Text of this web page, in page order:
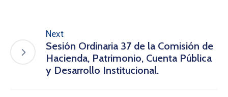
Next
Sesión Ordinaria 37 de la Comisión de
Hacienda, Patrimonio, Cuenta Pública
y Desarrollo Institucional.